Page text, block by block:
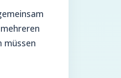
müssen